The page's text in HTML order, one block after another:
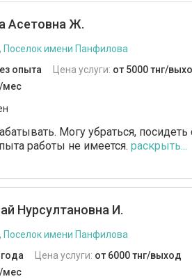
Асетовна Ж.
Поселок имени Панфилова
опыта Цена услуги: от 5000 тнг/
мес
Могу убраться,
работы не имеется. раскрыть...
Нурсултановна И.
Поселок имени Панфилова
Цена услуги: от 6000 тнг/выход
мес